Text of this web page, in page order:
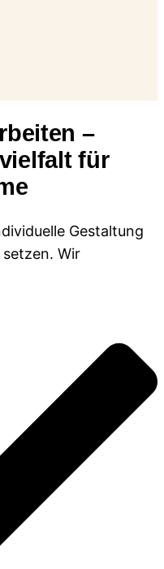
–
für
Gestaltung
Wir